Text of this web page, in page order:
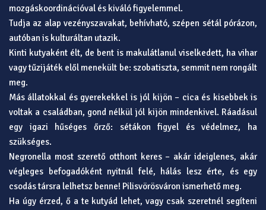
mozgáskoordinációval és kiváló figyelemmel.
Tudja az alap vezényszavakat, behívható, szépen sétál pórázon,
autóban is kulturáltan utazik.
Kinti kutyaként élt, de bent is makulátlanul viselkedett, ha vihar
vagy tűzijáték elől menekült be: szobatiszta, semmit nem rongált
meg.
Más állatokkal és gyerekekkel is jól kijön – cica és kisebbek is
voltak a családban, gond nélkül jól kijön mindenkivel. Ráadásul
egy igazi hűséges őrző: sétákon figyel és védelmez, ha
szükséges.
Negronella most szerető otthont keres – akár ideiglenes, akár
végleges befogadóként nyitnál felé, hálás lesz érte, és egy
csodás társra lelhetsz benne! Pilisvörösváron ismerhető meg.
Ha úgy érzed, ő a te kutyád lehet, vagy csak szeretnél segíteni